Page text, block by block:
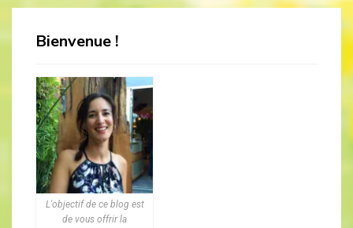
Bienvenue !
L'objectif de ce blog est
de vous offrir la